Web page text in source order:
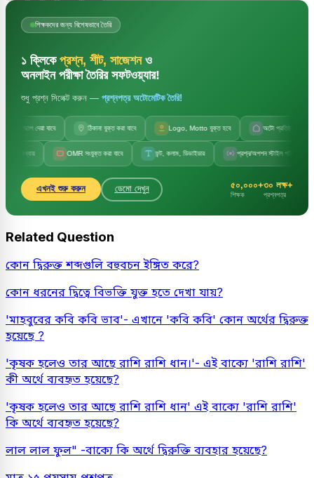
শিক্ষকদের জন্য বিশেষভাবে তৈরি
১ ক্লিকে প্রশ্ন, শীট, সাজেশনও
অনলাইন পরীক্ষা তৈরির সফটওয়্যার!
শুধু প্রশ্ন সিলেক্ট করুন — প্রশ্নপত্র অটোমেটিক তৈরি!
জলছাপ দেয়া যাবে ঠিকানা যুক্ত করা যাবে Logo, Motto যুক্ত হবে অটো প্রতিষ্ঠানের নাম
OMR সংযুক্ত করা যাবে ফন্ট, কলাম, ডিভাইডার প্রশ্ন/অপশন স্টাইল পরিবর্তন
এখনই শুরু করুন ডেমো দেখুন ৫০,০০০+
শিক্ষক
৩০ লক্ষ+
প্রশ্নপত্র
Related Question
কোন দ্বিরুক্ত শব্দগুলি বহুবচন ইঙ্গিত করে?
কোন ধরনের দ্বিত্বে বিভক্তি যুক্ত হতে দেখা যায়?
'মাহবুবের কবি কবি ভাব'- এখানে 'কবি কবি' কোন অর্থের দ্বিরুক্ত
হয়েছে ?
'কৃষক হলেও তার আছে রাশি রাশি ধান।'- এই বাক্যে 'রাশি রাশি'
কী অর্থে ব্যবহৃত হয়েছে?
'কৃষক হলেও তার আছে রাশি রাশি ধান' এই বাক্যে 'রাশি রাশি'
কি অর্থে ব্যবহৃত হয়েছে?
লাল লাল ফুল" -বাক্যে কি অর্থে দ্বিরুক্তি ব্যবহার হয়েছে?